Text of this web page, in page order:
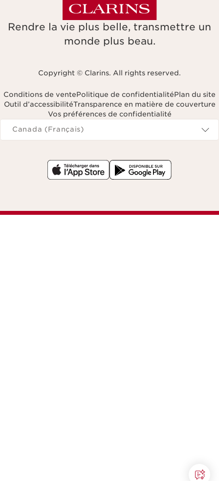
Rendre la vie plus belle, transmettre un
monde plus beau.
Copyright © Clarins. All rights reserved.
Conditions de ventePolitique de confidentialitéPlan du site
Outil d’accessibilitéTransparence en matière de couverture
Vos préférences de confidentialité
Navigates to
Canada (Français)